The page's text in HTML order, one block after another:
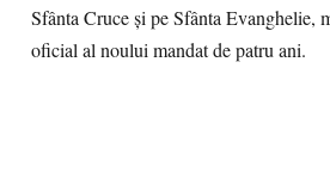
Sfânta Cruce și pe Sfânta Evanghelie,
oficial al noului mandat de patru ani.